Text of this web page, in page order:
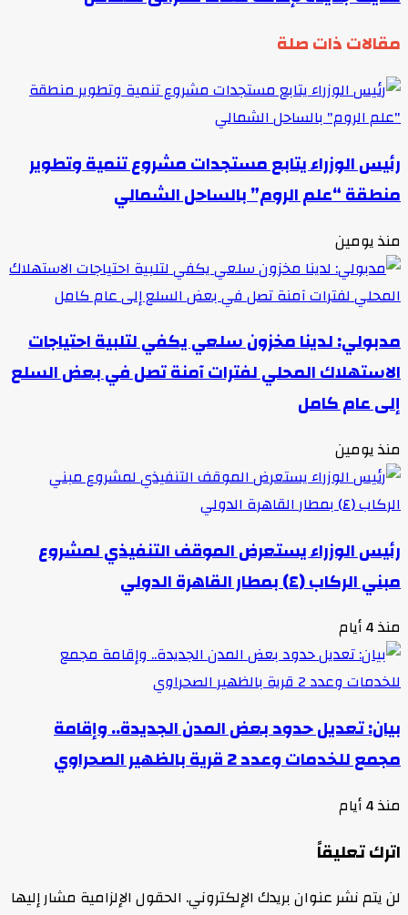
مقالات ذات صلة
رئيس الوزراء يتابع مستجدات مشروع تنمية وتطوير
منطقة “علم الروم” بالساحل الشمالي
منذ يومين
مدبولي: لدينا مخزون سلعي يكفي لتلبية احتياجات
الاستهلاك المحلي لفترات آمنة تصل في بعض السلع
إلى عام كامل
منذ يومين
رئيس الوزراء يستعرض الموقف التنفيذي لمشروع
مبني الركاب (٤) بمطار القاهرة الدولي
منذ 4 أيام
بيان: تعديل حدود بعض المدن الجديدة.. وإقامة
مجمع للخدمات وعدد 2 قرية بالظهير الصحراوي
منذ 4 أيام
اترك تعليقاً
لن يتم نشر عنوان بريدك الإلكتروني. الحقول الإلزامية مشار إليها